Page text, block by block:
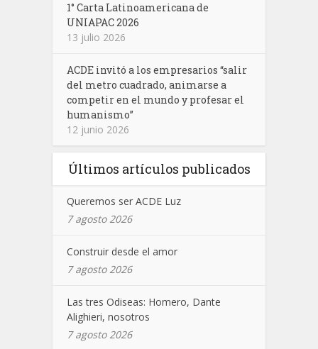
1° Carta Latinoamericana de
UNIAPAC 2026
13 julio 2026
ACDE invitó a los empresarios “salir
del metro cuadrado, animarse a
competir en el mundo y profesar el
humanismo”
12 junio 2026
Últimos artículos publicados
Queremos ser ACDE Luz
7 agosto 2026
Construir desde el amor
7 agosto 2026
Las tres Odiseas: Homero, Dante
Alighieri, nosotros
7 agosto 2026